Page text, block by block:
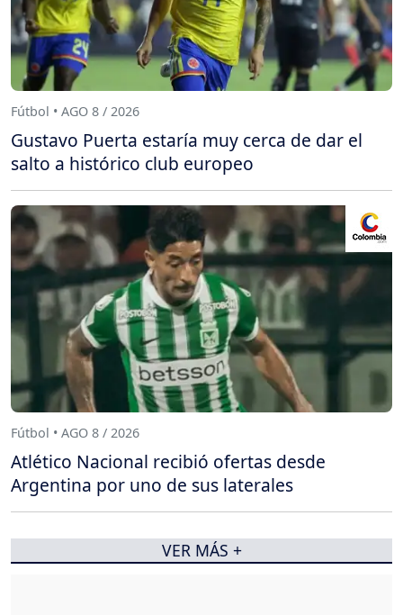
Fútbol • AGO 8 / 2026
Gustavo Puerta estaría muy cerca de dar el
salto a histórico club europeo
Fútbol • AGO 8 / 2026
Atlético Nacional recibió ofertas desde
Argentina por uno de sus laterales
VER MÁS +